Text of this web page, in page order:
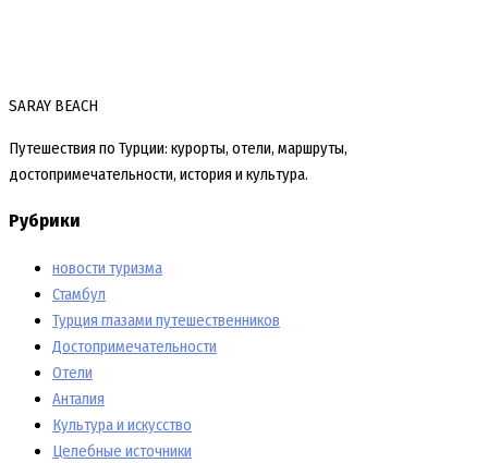
SARAY BEACH
Путешествия по Турции: курорты, отели, маршруты,
достопримечательности, история и культура.
Рубрики
новости туризма
Стамбул
Турция глазами путешественников
Достопримечательности
Отели
Анталия
Культура и искусство
Целебные источники